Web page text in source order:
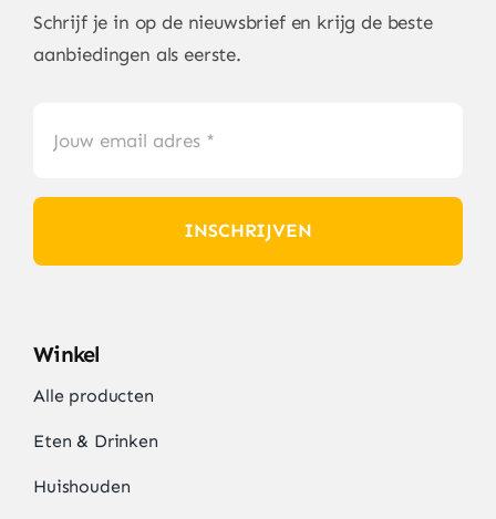
Schrijf je in op de nieuwsbrief en krijg de beste
aanbiedingen als eerste.
INSCHRIJVEN
Winkel
Alle producten
Eten & Drinken
Huishouden